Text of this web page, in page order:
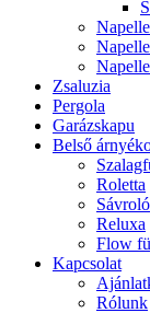
Zsaluzia
Pergola
Garázskapu
Belső
Roletta
Sávroló
Reluxa
Flow
Kapcsolat
Rólunk